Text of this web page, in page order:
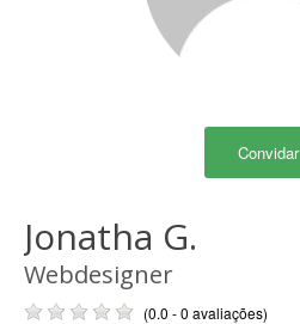
Convidar
Jonatha G.
Webdesigner
(0.0 - 0 avaliações)